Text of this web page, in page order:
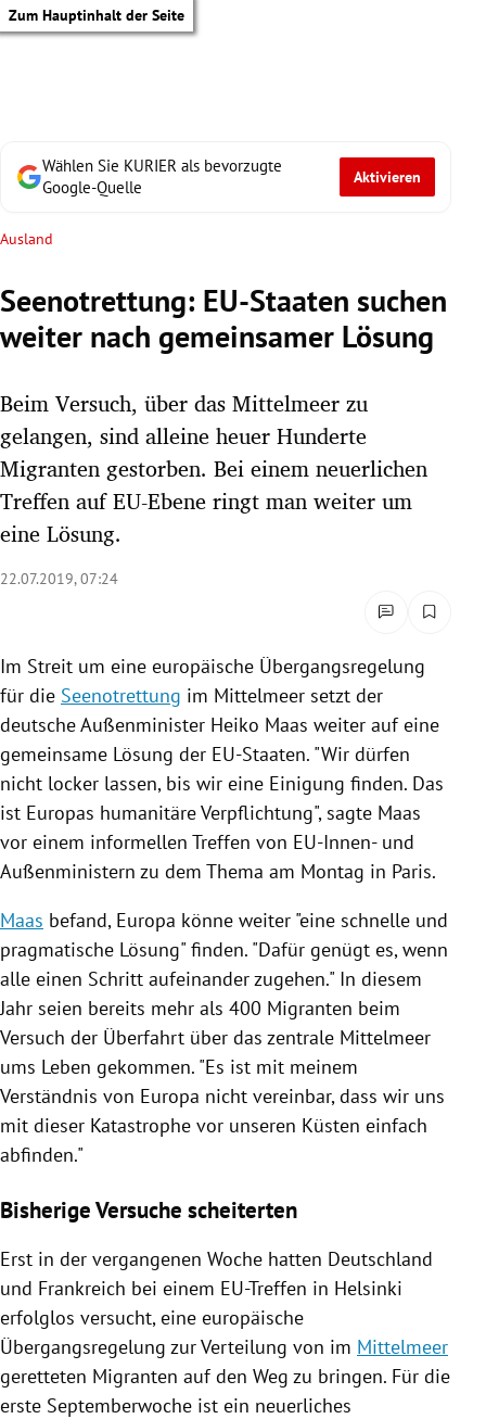
Zum Hauptinhalt der Seite
Untermenü
Untermenü
Untermenü
Untermenü
Untermenü
Untermenü
Untermenü
Untermenü
Wählen Sie KURIER als bevorzugte
Google-Quelle
Aktivieren
Ausland
Seenotrettung: EU-Staaten suchen
weiter nach gemeinsamer Lösung
Beim Versuch, über das Mittelmeer zu
gelangen, sind alleine heuer Hunderte
Migranten gestorben. Bei einem neuerlichen
Treffen auf EU-Ebene ringt man weiter um
eine Lösung.
22.07.2019, 07:24
Im Streit um eine europäische Übergangsregelung
für die Seenotrettung im Mittelmeer setzt der
deutsche Außenminister Heiko Maas weiter auf eine
gemeinsame Lösung der EU-Staaten. "Wir dürfen
nicht locker lassen, bis wir eine Einigung finden. Das
ist Europas humanitäre Verpflichtung", sagte Maas
vor einem informellen Treffen von EU-Innen- und
Außenministern zu dem Thema am Montag in Paris.
Maas befand, Europa könne weiter "eine schnelle und
pragmatische Lösung" finden. "Dafür genügt es, wenn
alle einen Schritt aufeinander zugehen." In diesem
Jahr seien bereits mehr als 400 Migranten beim
Versuch der Überfahrt über das zentrale Mittelmeer
ums Leben gekommen. "Es ist mit meinem
Verständnis von Europa nicht vereinbar, dass wir uns
mit dieser Katastrophe vor unseren Küsten einfach
abfinden."
Bisherige Versuche scheiterten
Erst in der vergangenen Woche hatten Deutschland
und Frankreich bei einem EU-Treffen in Helsinki
erfolglos versucht, eine europäische
Übergangsregelung zur Verteilung von im Mittelmeer
geretteten Migranten auf den Weg zu bringen. Für die
erste Septemberwoche ist ein neuerliches